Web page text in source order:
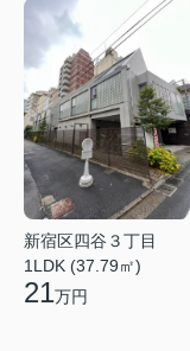
新宿区四谷３丁目
1LDK (37.79㎡)
21万円